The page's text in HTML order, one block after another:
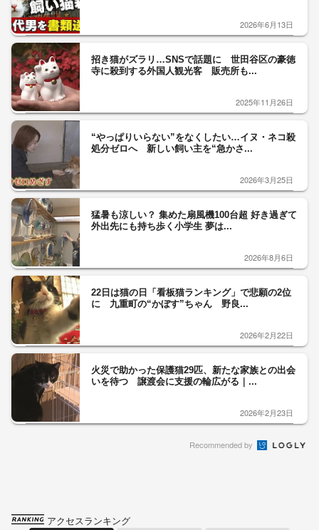
2026年6月13日
招き猫がズラリ…SNSで話題に 世田谷区の豪徳
寺に殺到する外国人観光客 販売所も...
2025年11月26日
“やっぱりいらない”をなくしたい…イヌ・ネコ殺
処分ゼロへ 新しい飼い主を“急かさ...
2026年3月25日
猛暑も涼しい？ 集めた扇風機100台超 好き過ぎて
外出先にも持ち歩く小学生 夢は...
2026年8月6日
22日は猫の日「看板猫ランキング」で悲願の2位
に 九重町の“かぼす”ちゃん 野良...
2026年2月22日
火災で助かった保護猫29匹、新たな家族との出会
いを待つ 譲渡会に支援の輪広がる｜...
2026年2月23日
Recommended by
アクセスランキング